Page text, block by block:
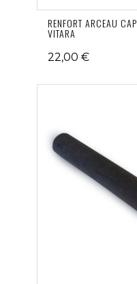
RENFORT ARCEAU
VITARA
22,00 €